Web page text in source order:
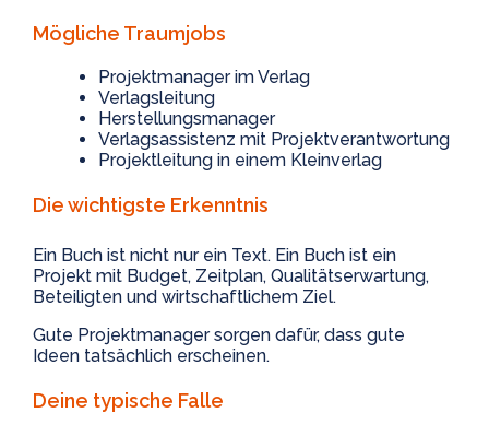
Mögliche Traumjobs
Projektmanager im Verlag
Verlagsleitung
Herstellungsmanager
Verlagsassistenz mit Projektverantwortung
Projektleitung in einem Kleinverlag
Die wichtigste Erkenntnis
Ein Buch ist nicht nur ein Text. Ein Buch ist ein
Projekt mit Budget, Zeitplan, Qualitätserwartung,
Beteiligten und wirtschaftlichem Ziel.
Gute Projektmanager sorgen dafür, dass gute
Ideen tatsächlich erscheinen.
Deine typische Falle